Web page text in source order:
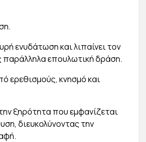
ενυδάτωση και λιπαίνει τον
παράλληλα επουλωτική δράση.
ερεθισμούς, κνησμό και
ξηρότητα που εμφανίζεται
διευκολύνοντας την